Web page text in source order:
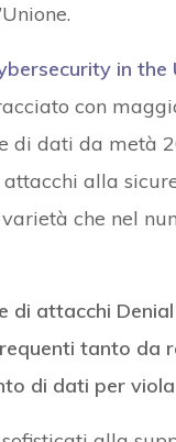
in the
con
di dati da metà
alla
che nel
di attacchi
tanto da
di dati per